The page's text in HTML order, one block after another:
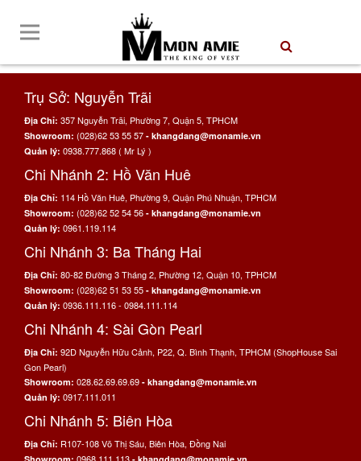
Trụ Sở: Nguyễn Trãi
Địa Chỉ: 357 Nguyễn Trãi, Phường 7, Quận 5, TPHCM
Showroom: (028)62 53 55 57 - khangdang@monamie.vn
Quản lý: 0938.777.868 ( Mr Lý )
Chi Nhánh 2: Hồ Văn Huê
Địa Chỉ: 114 Hồ Văn Huê, Phường 9, Quận Phú Nhuận, TPHCM
Showroom: (028)62 52 54 56 - khangdang@monamie.vn
Quản lý: 0961.119.114
Chi Nhánh 3: Ba Tháng Hai
Địa Chỉ: 80-82 Đường 3 Tháng 2, Phường 12, Quận 10, TPHCM
Showroom: (028)62 51 53 55 - khangdang@monamie.vn
Quản lý: 0936.111.116 - 0984.111.114
Chi Nhánh 4: Sài Gòn Pearl
Địa Chỉ: 92D Nguyễn Hữu Cảnh, P22, Q. Bình Thạnh, TPHCM (ShopHouse Sai
Gon Pearl)
Showroom: 028.62.69.69.69 - khangdang@monamie.vn
Quản lý: 0917.111.011
Chi Nhánh 5: Biên Hòa
Địa Chỉ: R107-108 Võ Thị Sáu, Biên Hòa, Đồng Nai